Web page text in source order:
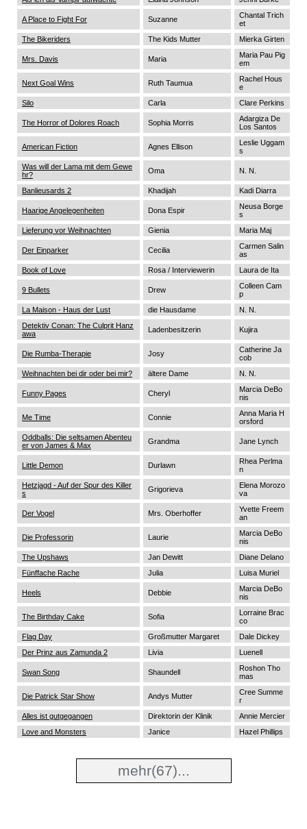
A Place to Fight For Suzanne
Chantal Trich
et
The Bikeriders
The Kids Mutter Mierka Girten
Mrs. Davis Maria
Maria Pau Pig
em
Next Goal Wins Ruth Taumua
Rachel Hous
e
Silo
Carla Clare Perkins
The Horror of Dolores Roach Sophia Morris
Adargiza De
Los Santos
American Fiction Agnes Ellison
Leslie Uggam
s
Was will der Lama mit dem Gewe
hr?
Oma N. N.
Banlieusards 2 Khadijah Kadi Diarra
Haarige Angelegenheiten Dona Espir
Neusa Borge
s
Lieferung vor Weihnachten
Gienia Maria Maj
Der Einparker Cecilia
Carmen Salin
as
Book of Love
Rosa / Interviewerin Laura de Ita
9 Bullets Drew
Colleen Cam
p
La Maison - Haus der Lust
die Hausdame
N. N.
Detektiv Conan: The Culprit Hanz
awa
Ladenbesitzerin Kujira
Die Rumba-Therapie Josy
Catherine Ja
cob
Weihnachten bei dir oder bei mir?
ältere Dame N. N.
Funny Pages Cheryl
Marcia DeBo
nis
Me Time Connie
Anna Maria H
orsford
Oddballs: Die seltsamen Abenteu
er von James & Max
Grandma Jane Lynch
Little Demon Durlawn
Rhea Perlma
n
Hetzjagd - Auf der Spur des Killer
s
Grigorieva
Elena Morozo
va
Der Vogel Mrs. Oberhoffer
Yvette Freem
an
Die Professorin Laurie
Marcia DeBo
nis
The Upshaws
Jan Dewitt
Diane Delano
Fünffache Rache
Julia Luisa Muriel
Heels Debbie
Marcia DeBo
nis
The Birthday Cake Sofia
Lorraine Brac
co
Flag Day
Großmutter Margaret
Dale Dickey
Der Prinz aus Zamunda 2
Livia Luenell
Swan Song Shaundell
Roshon Tho
mas
Die Patrick Star Show Andys Mutter
Cree Summe
r
Alles ist gutgegangen
Direktorin der Klinik
Annie Mercier
Love and Monsters
Janice Hazel Phillips
mehr(67)...